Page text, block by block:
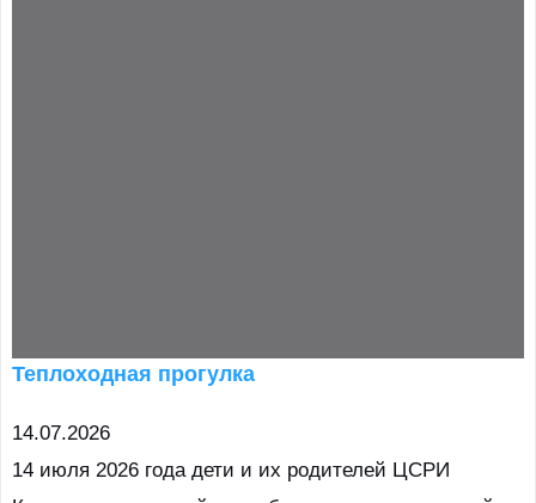
Теплоходная прогулка
14.07.2026
14 июля 2026 года дети и их родителей ЦСРИ